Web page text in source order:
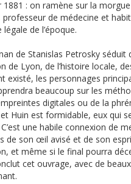
1881 : on ramène sur la
professeur de médecine et
de l’époque.
de Stanislas Petrosky séduit
de Lyon, de l’histoire locale,
existé, les personnages
beaucoup sur les
digitales ou de la
Huin est formidable, eux qui
C’est une habile connexion de
de son œil avisé et de son
et même si le final pourra
cet ouvrage, avec de